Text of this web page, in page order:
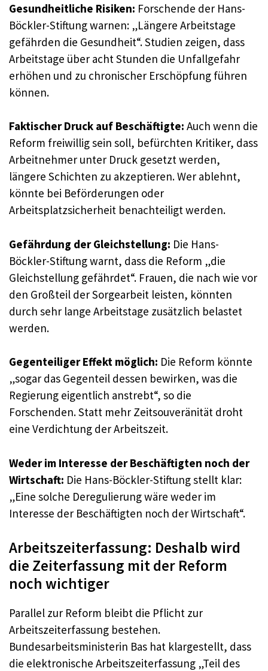
Gesundheitliche Risiken: Forschende der Hans-
Böckler-Stiftung warnen: „Längere Arbeitstage
gefährden die Gesundheit“. Studien zeigen, dass
Arbeitstage über acht Stunden die Unfallgefahr
erhöhen und zu chronischer Erschöpfung führen
können.
Faktischer Druck auf Beschäftigte: Auch wenn die
Reform freiwillig sein soll, befürchten Kritiker, dass
Arbeitnehmer unter Druck gesetzt werden,
längere Schichten zu akzeptieren. Wer ablehnt,
könnte bei Beförderungen oder
Arbeitsplatzsicherheit benachteiligt werden.
Gefährdung der Gleichstellung: Die Hans-
Böckler-Stiftung warnt, dass die Reform „die
Gleichstellung gefährdet“. Frauen, die nach wie vor
den Großteil der Sorgearbeit leisten, könnten
durch sehr lange Arbeitstage zusätzlich belastet
werden.
Gegenteiliger Effekt möglich: Die Reform könnte
„sogar das Gegenteil dessen bewirken, was die
Regierung eigentlich anstrebt“, so die
Forschenden. Statt mehr Zeitsouveränität droht
eine Verdichtung der Arbeitszeit.
Weder im Interesse der Beschäftigten noch der
Wirtschaft: Die Hans-Böckler-Stiftung stellt klar:
„Eine solche Deregulierung wäre weder im
Interesse der Beschäftigten noch der Wirtschaft“.
Arbeitszeiterfassung: Deshalb wird
die Zeiterfassung mit der Reform
noch wichtiger
Parallel zur Reform bleibt die Pflicht zur
Arbeitszeiterfassung bestehen.
Bundesarbeitsministerin Bas hat klargestellt, dass
die elektronische Arbeitszeiterfassung „Teil des